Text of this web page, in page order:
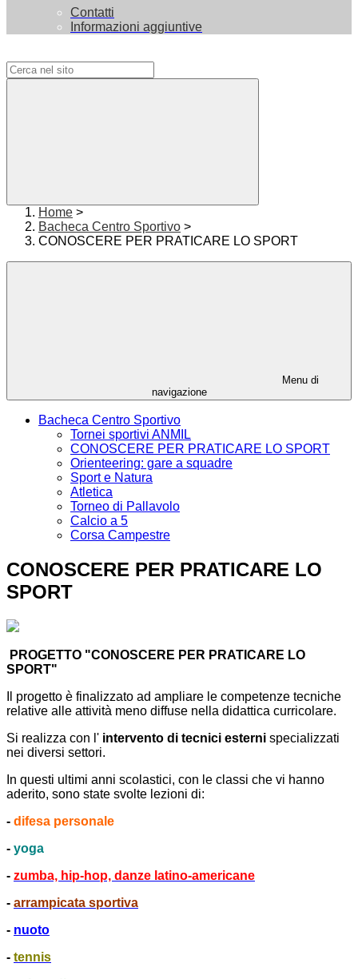
Contatti
Informazioni aggiuntive
Home >
Bacheca Centro Sportivo >
CONOSCERE PER PRATICARE LO SPORT
Menu di
navigazione
Bacheca Centro Sportivo
Tornei sportivi ANMIL
CONOSCERE PER PRATICARE LO SPORT
Orienteering: gare a squadre
Sport e Natura
Atletica
Torneo di Pallavolo
Calcio a 5
Corsa Campestre
CONOSCERE PER PRATICARE LO
SPORT
PROGETTO "CONOSCERE PER PRATICARE LO
SPORT"
Il progetto è finalizzato ad ampliare le competenze tecniche
relative alle attività meno diffuse nella didattica curricolare.
Si realizza con l' intervento di tecnici esterni specializzati
nei diversi settori.
In questi ultimi anni scolastici, con le classi che vi hanno
aderito, sono state svolte lezioni di:
- difesa personale
- yoga
- zumba, hip-hop, danze latino-americane
- arrampicata sportiva
- nuoto
- tennis